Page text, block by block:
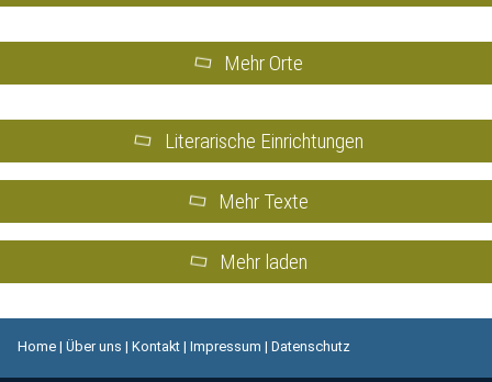
Mehr Orte
Literarische Einrichtungen
Mehr Texte
Mehr laden
Home | Über uns | Kontakt | Impressum | Datenschutz